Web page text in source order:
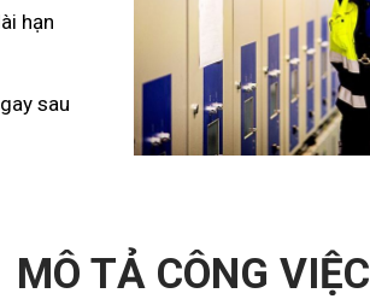
hạn
sau
MÔ TẢ CÔNG VIỆC